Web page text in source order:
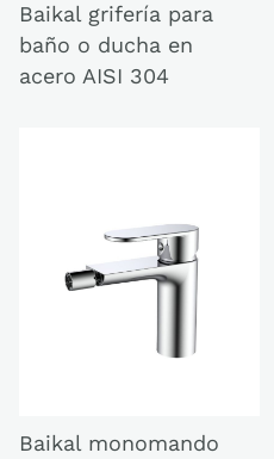
Baikal grifería para
baño o ducha en
acero AISI 304
Baikal monomando